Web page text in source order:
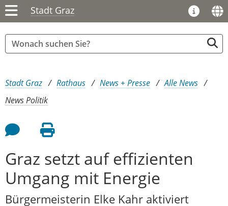
Stadt Graz
Sie sind hier:
Stadt Graz Rathaus News + Presse
Alle News
News Politik
Feedback an Autor
Seite drucken
Graz setzt auf effizienten
Umgang mit Energie
Bürgermeisterin Elke Kahr aktiviert